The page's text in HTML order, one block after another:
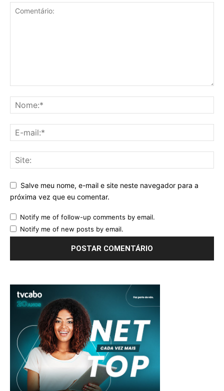
Salve meu nome, e-mail e site neste navegador para a
próxima vez que eu comentar.
Notify me of follow-up comments by email.
Notify me of new posts by email.